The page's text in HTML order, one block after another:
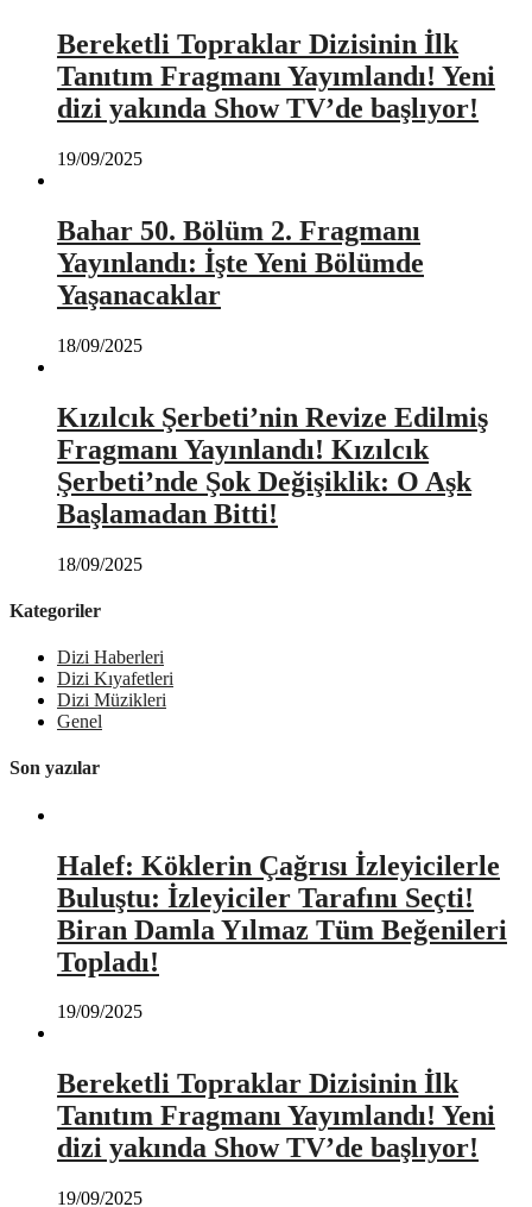
Bereketli Topraklar Dizisinin İlk
Tanıtım Fragmanı Yayımlandı! Yeni
dizi yakında Show TV’de başlıyor!
19/09/2025
Bahar 50. Bölüm 2. Fragmanı
Yayınlandı: İşte Yeni Bölümde
Yaşanacaklar
18/09/2025
Kızılcık Şerbeti’nin Revize Edilmiş
Fragmanı Yayınlandı! Kızılcık
Şerbeti’nde Şok Değişiklik: O Aşk
Başlamadan Bitti!
18/09/2025
Kategoriler
Dizi Haberleri
Dizi Kıyafetleri
Dizi Müzikleri
Genel
Son yazılar
Halef: Köklerin Çağrısı İzleyicilerle
Buluştu: İzleyiciler Tarafını Seçti!
Biran Damla Yılmaz Tüm Beğenileri
Topladı!
19/09/2025
Bereketli Topraklar Dizisinin İlk
Tanıtım Fragmanı Yayımlandı! Yeni
dizi yakında Show TV’de başlıyor!
19/09/2025